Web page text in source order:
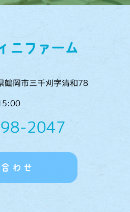
岡市三千刈字清和78
2047